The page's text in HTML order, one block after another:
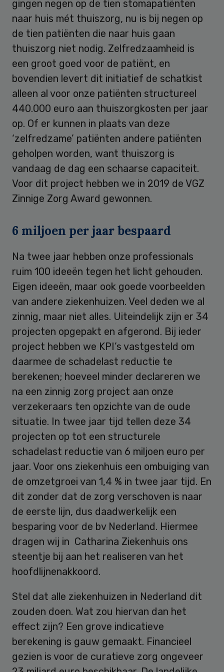
gingen negen op de tien stomapatiënten
naar huis mét thuiszorg, nu is bij negen op
de tien patiënten die naar huis gaan
thuiszorg niet nodig. Zelfredzaamheid is
een groot goed voor de patiënt, en
bovendien levert dit initiatief de schatkist
alleen al voor onze patiënten structureel
440.000 euro aan thuiszorgkosten per jaar
op. Of er kunnen in plaats van deze
‘zelfredzame’ patiënten andere patiënten
geholpen worden, want thuiszorg is
vandaag de dag een schaarse capaciteit.
Voor dit project hebben we in 2019 de VGZ
Zinnige Zorg Award gewonnen.
6 miljoen per jaar bespaard
Na twee jaar hebben onze professionals
ruim 100 ideeën tegen het licht gehouden.
Eigen ideeën, maar ook goede voorbeelden
van andere ziekenhuizen. Veel deden we al
zinnig, maar niet alles. Uiteindelijk zijn er 34
projecten opgepakt en afgerond. Bij ieder
project hebben we KPI’s vastgesteld om
daarmee de schadelast reductie te
berekenen; hoeveel minder declareren we
na een zinnig zorg project aan onze
verzekeraars ten opzichte van de oude
situatie. In twee jaar tijd tellen deze 34
projecten op tot een structurele
schadelast reductie van 6 miljoen euro per
jaar. Voor ons ziekenhuis een ombuiging van
de omzetgroei van 1,4 % in twee jaar tijd. En
dit zonder dat de zorg verschoven is naar
de eerste lijn, dus daadwerkelijk een
besparing voor de bv Nederland. Hiermee
dragen wij in Catharina Ziekenhuis ons
steentje bij aan het realiseren van het
hoofdlijnenakkoord.
Stel dat alle ziekenhuizen in Nederland dit
zouden doen. Wat zou hiervan dan het
effect zijn? Een grove indicatieve
berekening is gauw gemaakt. Financieel
gezien is voor de curatieve zorg ongeveer